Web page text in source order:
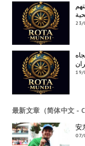
23/
19/
最新文章（简体中文 -
安
07/